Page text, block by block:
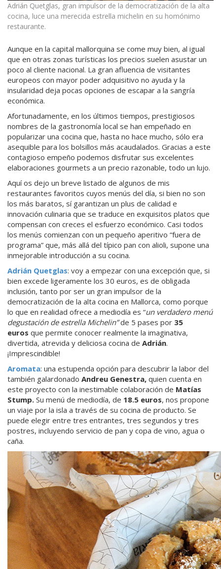
Adrián Quetglas, gran impulsor de la democratización de la alta
cocina, luce una merecida estrella michelin en su homónimo
restaurante.
Aunque en la capital mallorquina se come muy bien, al igual
que en otras zonas turísticas los precios suelen asustar un
poco al cliente nacional. La gran afluencia de visitantes
europeos con mayor poder adquisitivo no ayuda y la
insularidad deja pocas opciones de escapar a la sangría
económica.
Afortunadamente, en los últimos tiempos, prestigiosos
nombres de la gastronomía local se han empeñado en
popularizar una cocina que, hasta no hace mucho, sólo era
asequible para los bolsillos más acaudalados. Gracias a este
contagioso empeño podemos disfrutar sus excelentes
elaboraciones gourmets a un precio razonable, todo un lujo.
Aquí os dejo un breve listado de algunos de mis
restaurantes favoritos cuyos menús del día, si bien no son
los más baratos, sí garantizan un plus de calidad e
innovación culinaria que se traduce en exquisitos platos que
compensan con creces el esfuerzo económico. Casi todos
los menús comienzan con un pequeño aperitivo “fuera de
programa” que, más allá del típico pan con alioli, supone una
inmejorable introducción a su cocina.
Adrián Quetglas: voy a empezar con una excepción que, si
bien excede ligeramente los 30 euros, es de obligada
inclusión, tanto por ser un gran impulsor de la
democratización de la alta cocina en Mallorca, como porque
lo que en realidad ofrece a mediodía es “un verdadero menú
degustación de estrella Michelin”de 5 pases por 35
euros que permite conocer realmente la imaginativa,
divertida, atrevida y deliciosa cocina de Adrián.
¡Imprescindible!
Aromata: una estupenda opción para descubrir la labor del
también galardonado Andreu Genestra, quien cuenta en
este proyecto con la inestimable colaboración de Matías
Stump. Su menú de mediodía, de 18.5 euros, nos propone
un viaje por la isla a través de su cocina de producto. Se
puede elegir entre tres entrantes, tres segundos y tres
postres, incluyendo servicio de pan y copa de vino, agua o
caña.